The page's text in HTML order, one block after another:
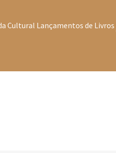
Cultural Lançamentos de Livros